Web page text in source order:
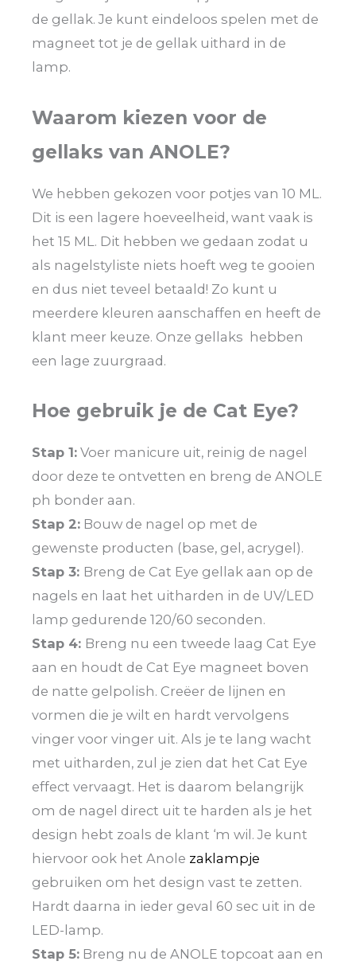
de gellak. Je kunt eindeloos spelen met de
magneet tot je de gellak uithard in de
lamp.
Waarom kiezen voor de
gellaks van ANOLE?
We hebben gekozen voor potjes van 10 ML.
Dit is een lagere hoeveelheid, want vaak is
het 15 ML. Dit hebben we gedaan zodat u
als nagelstyliste niets hoeft weg te gooien
en dus niet teveel betaald! Zo kunt u
meerdere kleuren aanschaffen en heeft de
klant meer keuze. Onze gellaks hebben
een lage zuurgraad.
Hoe gebruik je de Cat Eye?
Stap 1: Voer manicure uit, reinig de nagel
door deze te ontvetten en breng de ANOLE
ph bonder aan.
Stap 2: Bouw de nagel op met de
gewenste producten (base, gel, acrygel).
Stap 3: Breng de Cat Eye gellak aan op de
nagels en laat het uitharden in de UV/LED
lamp gedurende 120/60 seconden.
Stap 4: Breng nu een tweede laag Cat Eye
aan en houdt de Cat Eye magneet boven
de natte gelpolish. Creëer de lijnen en
vormen die je wilt en hardt vervolgens
vinger voor vinger uit. Als je te lang wacht
met uitharden, zul je zien dat het Cat Eye
effect vervaagt. Het is daarom belangrijk
om de nagel direct uit te harden als je het
design hebt zoals de klant ‘m wil. Je kunt
hiervoor ook het Anole zaklampje
gebruiken om het design vast te zetten.
Hardt daarna in ieder geval 60 sec uit in de
LED-lamp.
Stap 5: Breng nu de ANOLE topcoat aan en